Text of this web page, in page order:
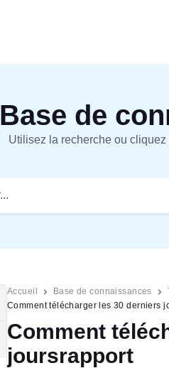
Base de
Utilisez la recherche ou
Accueil Base de connaissances
Comment télécharger les 30 derniers
Comment
joursrapport